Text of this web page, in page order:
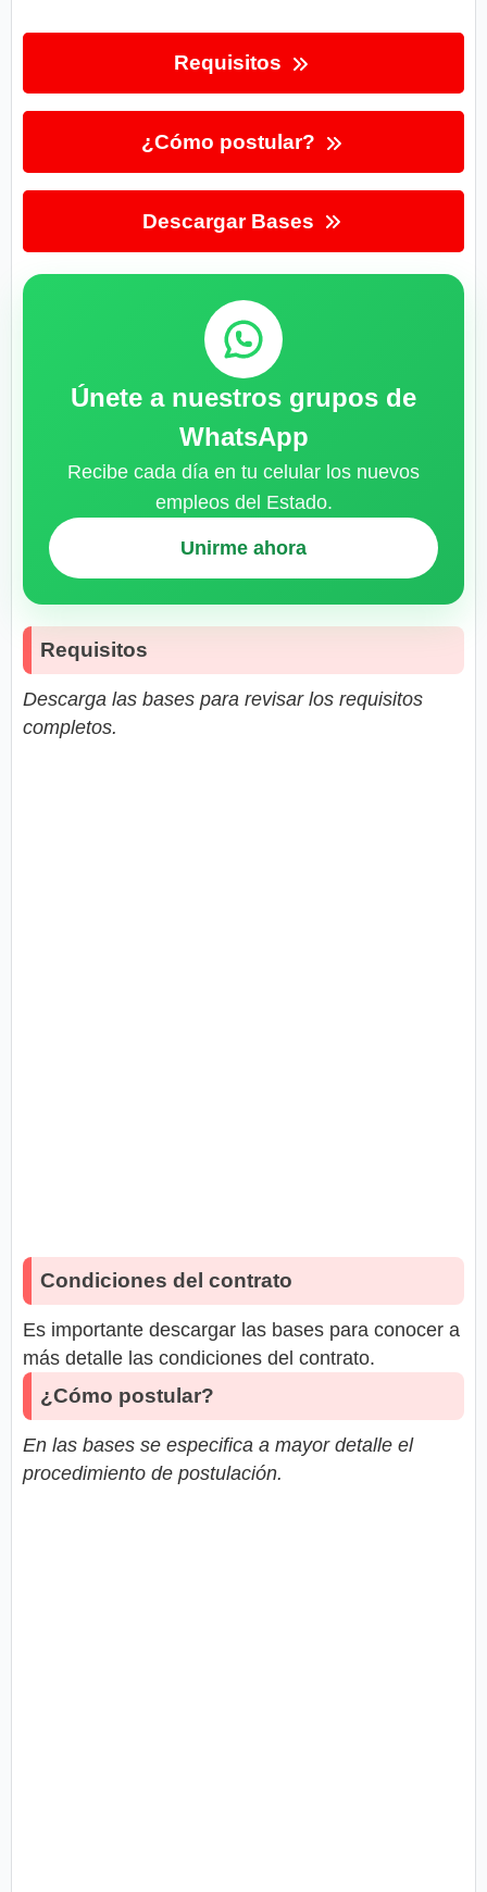
Requisitos
¿Cómo postular?
Descargar Bases
Únete a nuestros grupos de
WhatsApp
Recibe cada día en tu celular los nuevos
empleos del Estado.
Unirme ahora
Requisitos
Descarga las bases para revisar los requisitos
completos.
Condiciones del contrato
Es importante descargar las bases para conocer a
más detalle las condiciones del contrato.
¿Cómo postular?
En las bases se especifica a mayor detalle el
procedimiento de postulación.